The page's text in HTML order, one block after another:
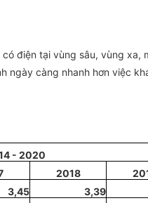
điện tại vùng sâu, vùng xa,
càng nhanh hơn việc
- 2020
2018
3,45 3,39